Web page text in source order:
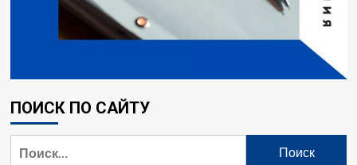
ПОИСК ПО САЙТУ